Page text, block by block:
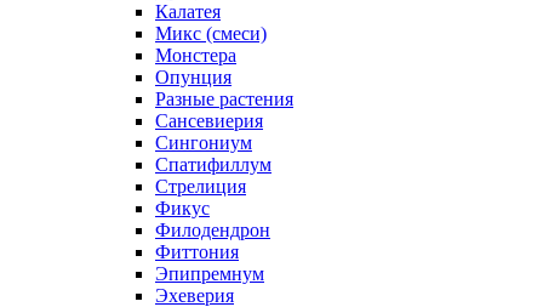
Калатея
Микс (смеси)
Монстера
Опунция
Разные растения
Сансевиерия
Сингониум
Спатифиллум
Стрелиция
Фикус
Филодендрон
Фиттония
Эпипремнум
Эхеверия